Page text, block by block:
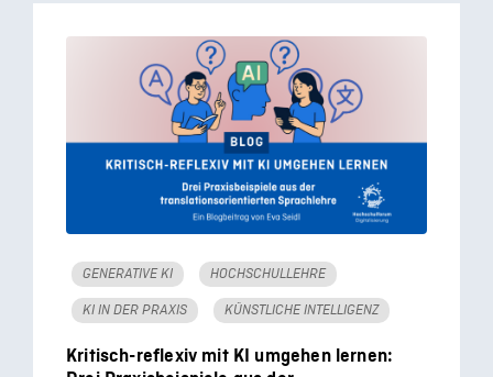
GENERATIVE KI HOCHSCHULLEHRE
KI IN DER PRAXIS KÜNSTLICHE INTELLIGENZ
Kritisch-reflexiv mit KI umgehen lernen: